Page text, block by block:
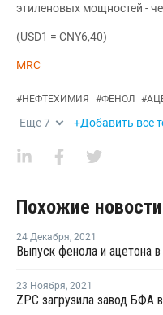
этиленовых мощностей -
(USD1 = CNY6,40)
MRC
#НЕФТЕХИМИЯ #ФЕНОЛ #
Еще7 +Добавить все
Похожие новости
24 Декабря, 2021
Выпуск фенола и ацетона
23 Ноября, 2021